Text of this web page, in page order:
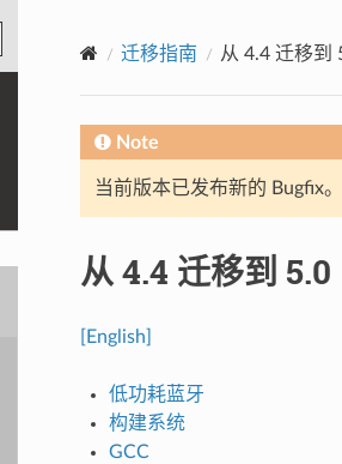
迁移指南 从 4.4 迁移到
Note
当前版本已发布新的 Bugfix
从 4.4 迁移到 5.0
[English]
低功耗蓝牙
构建系统
GCC